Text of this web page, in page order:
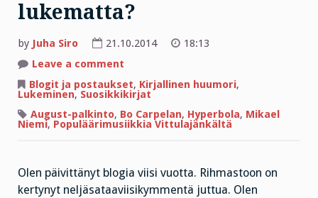
lukematta?
by Juha Siro 21.10.2014
18:13
Leave a comment
on
Vittulajänkä
lukematta?
Blogit ja postaukset, Kirjallinen huumori,
Lukeminen, Suosikkikirjat
August-palkinto, Bo Carpelan, Hyperbola, Mikael
Niemi, Populäärimusiikkia Vittulajänkältä
Olen päivittänyt blogia viisi vuotta. Rihmastoon on
kertynyt neljäsataaviisikymmentä juttua. Olen